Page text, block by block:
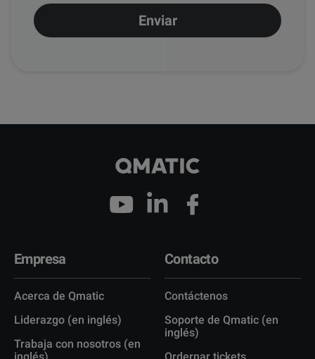
Empresa
Acerca de Qmatic
Liderazgo (en inglés)
Trabaja con nosotros (en
Contacto
Contáctenos
Soporte de Qmatic (en
inglés)